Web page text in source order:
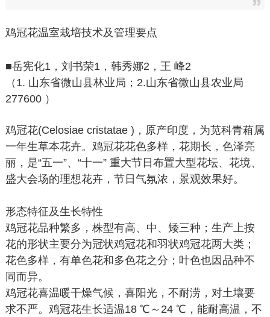
鸡冠花温室栽培技术及管理要点
■岳宪化1，刘书荣1，韩秀娜2，王 峰2
（1. 山东省微山县林业局；2.山东省微山县农业局
277600 ）
鸡冠花(Celosiae cristatae )，原产印度，为苋科青葙属
一年生草本花卉。鸡冠花花色多样，花期长，色泽亮
丽，是“五一”、“十一” 重大节日布置大型花坛、花境、
盛大会场的理想花卉，节日气氛浓，景观效果好。
形态特征及生长特性
鸡冠花品种繁多，株型有高、中、矮三种；生产上按
花的形状主要分为冠状鸡冠花和羽状鸡冠花两大类；
花色多样，有单色花和多色花之分；叶色也因品种不
同而异。
鸡冠花喜温暖干燥气候，喜阳光，不耐涝，对土壤要
求不严。鸡冠花生长适温18 ℃～24 ℃，能耐高温，不